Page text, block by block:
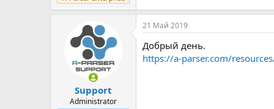
Support
Administrator
21 Май 2019
Добрый день.
https://a-parser.com/